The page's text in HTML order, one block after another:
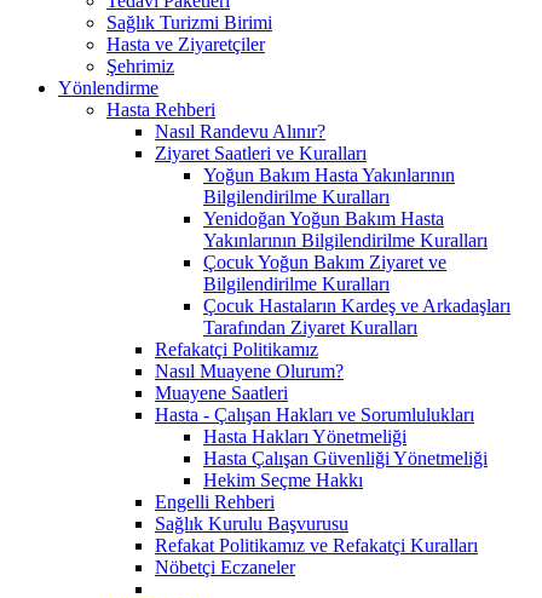
Sağlık Turizmi Birimi
Hasta ve Ziyaretçiler
Şehrimiz
Yönlendirme
Hasta Rehberi
Nasıl Randevu Alınır?
Ziyaret Saatleri ve Kuralları
Yoğun Bakım Hasta Yakınlarının
Bilgilendirilme Kuralları
Yenidoğan Yoğun Bakım Hasta
Yakınlarının Bilgilendirilme Kuralları
Çocuk Yoğun Bakım Ziyaret ve
Bilgilendirilme Kuralları
Çocuk Hastaların Kardeş ve Arkadaşları
Tarafından Ziyaret Kuralları
Refakatçi Politikamız
Nasıl Muayene Olurum?
Muayene Saatleri
Hasta - Çalışan Hakları ve Sorumlulukları
Hasta Hakları Yönetmeliği
Hasta Çalışan Güvenliği Yönetmeliği
Hekim Seçme Hakkı
Engelli Rehberi
Sağlık Kurulu Başvurusu
Refakat Politikamız ve Refakatçi Kuralları
Nöbetçi Eczaneler